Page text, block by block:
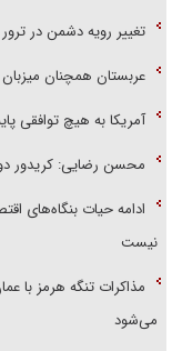
تغییر رویه دشمن در
عربستان همچنان
آمریکا به هیچ توافقی
محسن رضایی: کریدور
ادامه حیات بنگاه‌های
نیست
مذاکرات تنگه هرمز با
می‌شود